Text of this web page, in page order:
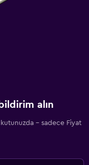
alın
- sadece Fiyat